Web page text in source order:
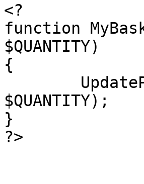
<?
function
$QUANTITY)
{
$QUANTITY);
}
?>